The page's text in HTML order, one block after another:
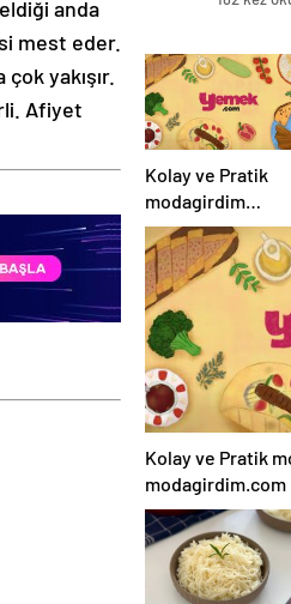
anda
mest eder.
yakışır.
Afiyet
Kolay ve Pratik
modagirdim
Tarifleri –
modagirdim.com
Kolay ve Pratik
modagirdim.com